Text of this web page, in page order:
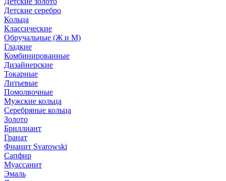
Детские серебро
Кольца
Классические
Обручальные (Ж и М)
Гладкие
Комбинированные
Дизайнерские
Токарные
Литьевые
Помолвочные
Мужские кольца
Серебряные кольца
Золото
Бриллиант
Гранат
Фианит Svarowski
Сапфир
Муассанит
Эмаль